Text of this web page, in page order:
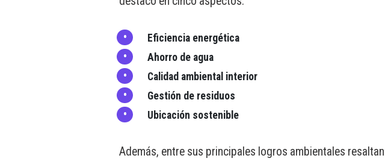
Eficiencia energética
Ahorro de agua
Calidad ambiental interior
Gestión de residuos
Ubicación sostenible
Además, entre sus principales logros ambientales